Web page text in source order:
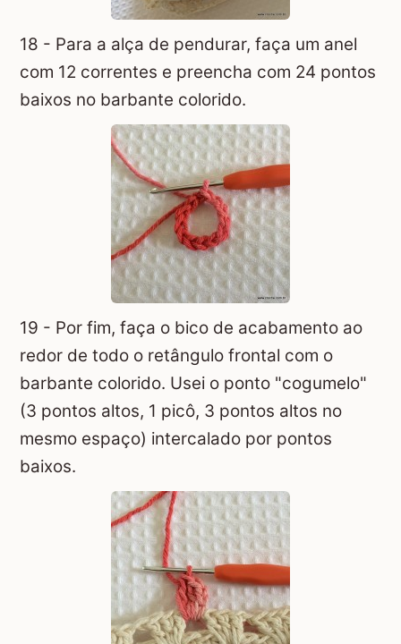
18 - Para a alça de pendurar, faça um anel
com 12 correntes e preencha com 24 pontos
baixos no barbante colorido.
19 - Por fim, faça o bico de acabamento ao
redor de todo o retângulo frontal com o
barbante colorido. Usei o ponto "cogumelo"
(3 pontos altos, 1 picô, 3 pontos altos no
mesmo espaço) intercalado por pontos
baixos.